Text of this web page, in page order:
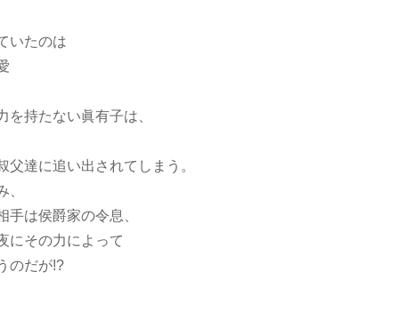
いたのは
持たない眞有子は、
達に追い出されてしまう。
、
は侯爵家の令息、
にその力によって
のだが!?